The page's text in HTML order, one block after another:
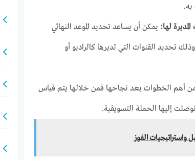
به.
لها: يمكن أن يساعد تحديد الموعد النهائي
تحديد القنوات التي تديرها كالراديو أو
أهم الخطوات بعد نجاحها فمن خلالها يتم قياس
توصلت إليها الحملة التسويقية.
واستراتيجيات الفوز